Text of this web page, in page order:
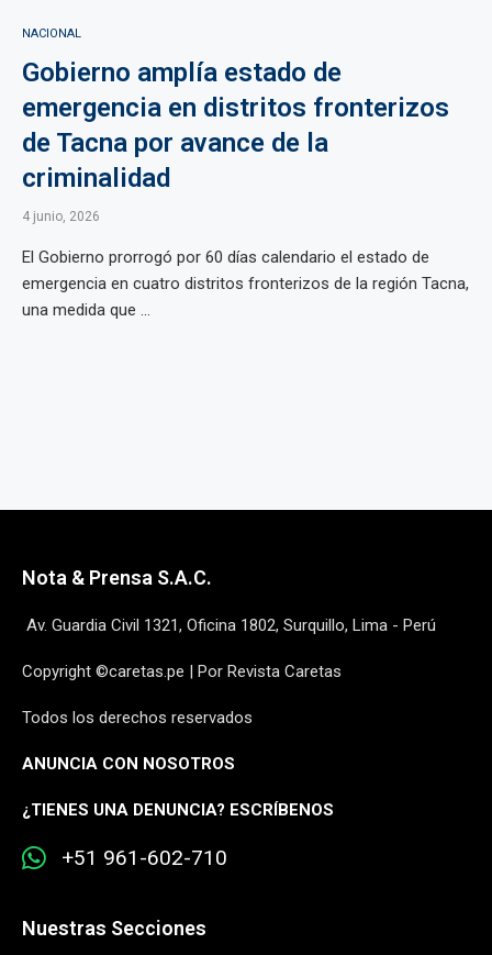
NACIONAL
Gobierno amplía estado de
emergencia en distritos fronterizos
de Tacna por avance de la
criminalidad
4 junio, 2026
El Gobierno prorrogó por 60 días calendario el estado de
emergencia en cuatro distritos fronterizos de la región Tacna,
una medida que ...
Nota & Prensa S.A.C.
Av. Guardia Civil 1321, Oficina 1802, Surquillo, Lima - Perú
Copyright ©caretas.pe | Por Revista Caretas
Todos los derechos reservados
ANUNCIA CON NOSOTROS
¿TIENES UNA DENUNCIA? ESCRÍBENOS
+51 961-602-710
Nuestras Secciones